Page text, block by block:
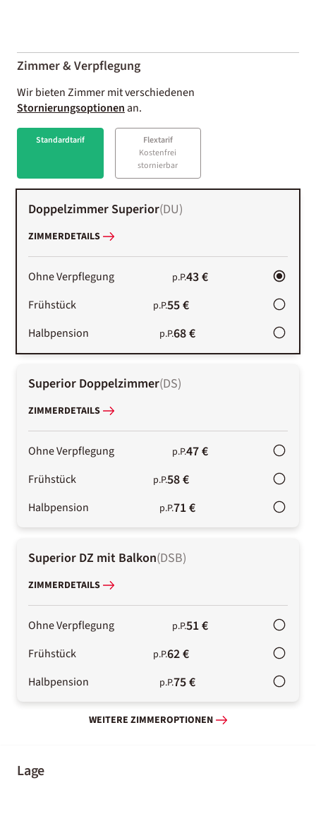
01-02
Zimmer & Verpflegung
Wir bieten Zimmer mit verschiedenen
Stornierungsoptionenan.
Standardtarif
Flextarif
Kostenfrei
stornierbar
Doppelzimmer Superior(DU)
ZIMMERDETAILS
Ohne Verpflegung p.P.43 €
Frühstück p.P.55 €
Halbpension p.P.68 €
Superior Doppelzimmer(DS)
ZIMMERDETAILS
Ohne Verpflegung p.P.47 €
Frühstück p.P.58 €
Halbpension p.P.71 €
Superior DZ mit Balkon(DSB)
ZIMMERDETAILS
Ohne Verpflegung p.P.51 €
Frühstück p.P.62 €
Halbpension p.P.75 €
WEITERE ZIMMEROPTIONEN
Lage